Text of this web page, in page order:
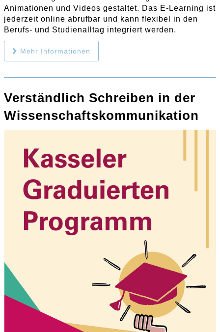
Animationen und Videos gestaltet. Das E-Learning ist
jederzeit online abrufbar und kann flexibel in den
Berufs- und Studienalltag integriert werden.
Mehr Informationen
Verständlich Schreiben in der
Wissenschaftskommunikation